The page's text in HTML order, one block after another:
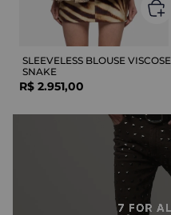
SLEEVELESS BLOUSE VISCOSE
SNAKE
R$ 2.951,00